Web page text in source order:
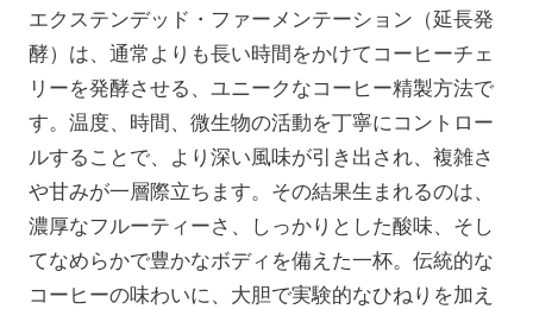
エクステンデッド・ファーメンテーション（延長発
酵）は、通常よりも長い時間をかけてコーヒーチェ
リーを発酵させる、ユニークなコーヒー精製方法で
す。温度、時間、微生物の活動を丁寧にコントロー
ルすることで、より深い風味が引き出され、複雑さ
や甘みが一層際立ちます。その結果生まれるのは、
濃厚なフルーティーさ、しっかりとした酸味、そし
てなめらかで豊かなボディを備えた一杯。伝統的な
コーヒーの味わいに、大胆で実験的なひねりを加え